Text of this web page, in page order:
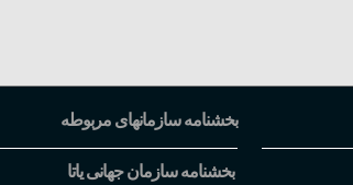
بخشنامه سازمانهای مربوطه
بخشنامه سازمان جهانی یاتا